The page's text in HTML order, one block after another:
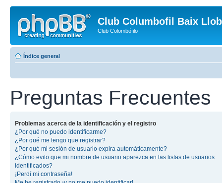
Club Columbofil Baix
Club Colombófilo
Índice general
Preguntas Frecuentes
Problemas acerca de la identificación y el registro
¿Por qué no puedo identificarme?
¿Por qué me tengo que registrar?
¿Por qué mi sesión de usuario expira automáticamente?
¿Cómo evito que mi nombre de usuario aparezca en las listas de usuarios
identificados?
¡Perdí mi contraseña!